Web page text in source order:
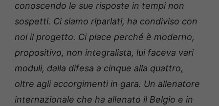
conoscendo le sue risposte in tempi non
sospetti. Ci siamo riparlati, ha condiviso con
noi il progetto. Ci piace perché è moderno,
propositivo, non integralista, lui faceva vari
moduli, dalla difesa a cinque alla quattro,
oltre agli accorgimenti in gara. Un allenatore
internazionale che ha allenato il Belgio e in